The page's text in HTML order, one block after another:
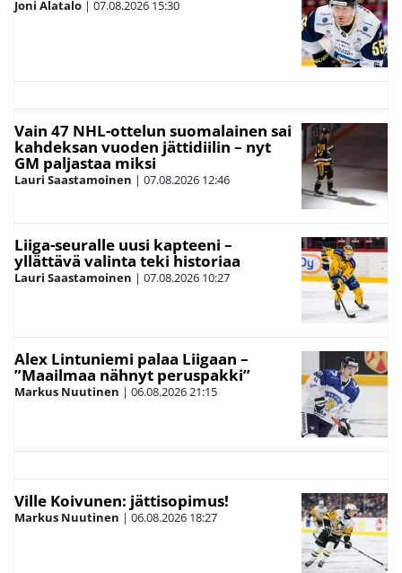
Joni Alatalo | 07.08.2026 15:30
Vain 47 NHL-ottelun suomalainen sai
kahdeksan vuoden jättidiilin – nyt
GM paljastaa miksi
Lauri Saastamoinen | 07.08.2026 12:46
Liiga-seuralle uusi kapteeni –
yllättävä valinta teki historiaa
Lauri Saastamoinen | 07.08.2026 10:27
Alex Lintuniemi palaa Liigaan –
”Maailmaa nähnyt peruspakki”
Markus Nuutinen | 06.08.202621:15
Ville Koivunen: jättisopimus!
Markus Nuutinen | 06.08.2026 18:27